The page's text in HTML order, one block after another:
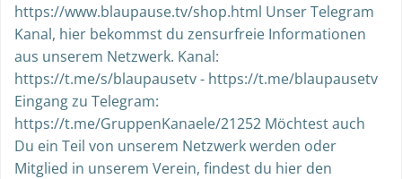
https://www.blaupause.tv/shop.html Unser Telegram
Kanal, hier bekommst du zensurfreie Informationen
aus unserem Netzwerk. Kanal:
https://t.me/s/blaupausetv - https://t.me/blaupausetv
Eingang zu Telegram:
https://t.me/GruppenKanaele/21252 Möchtest auch
Du ein Teil von unserem Netzwerk werden oder
Mitglied in unserem Verein, findest du hier den